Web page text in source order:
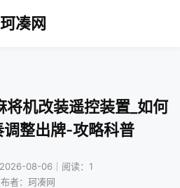
珂凑网
机改装遥控装置_如何
整出牌-攻略科普
08-06｜阅读：1
者：珂凑网